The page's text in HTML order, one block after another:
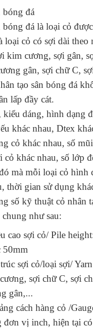
bóng đá
bóng đá là loại cỏ
loại cỏ có sợi dài theo
kim cương, sợi gân,
gân, sợi chữ C,
tạo sân bóng đá
lấp đầy cát.
dáng, hình dạng
khác nhau, Dtex
cỏ khác nhau, số
cỏ khác nhau, số lớp
mà mỗi loại cỏ hình
thời gian sử dụng
số kỹ thuật cỏ nhân
như sau:
cao sợi cỏ/ Pile
50mm
sợi cỏ/loại sợi/
sợi chữ C, sợi
gân,...
cách hàng cỏ /
đơn vị inch, hiện tại